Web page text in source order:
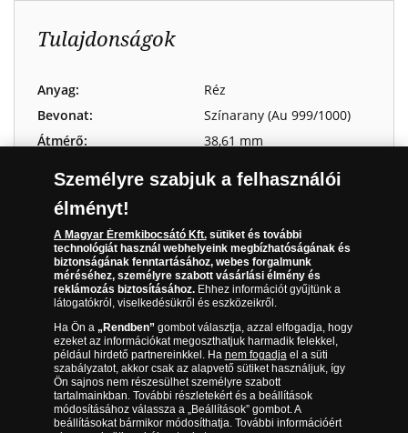
Tulajdonságok
Anyag:
Réz
Bevonat:
Színarany (Au 999/1000)
Átmérő:
38,61 mm
Minőség:
Legkiválóbb verdei
Limitáció:
10 000 teljes kollekció
Előlap:
Hunyadi János, háttérben a
Nándorfehérvári csata
jelenete
Hátlap:
Hőseink kardja, törököket
üldöző magyar vitéz
Kizárólagos
forgalmazó:
Magyar Éremkibocsátó Kft.
Éremművész: Veres Gábor, Vörös Máté
Személyre szabjuk a felhasználói
élményt!
A Magyar Éremkibocsátó Kft.sütiket és további
technológiát használ webhelyeink megbízhatóságának és
biztonságának fenntartásához, webes forgalmunk
méréséhez, személyre szabott vásárlási élmény és
reklámozás biztosításához.Ehhez információt gyűjtünk a
látogatókról, viselkedésükről és eszközeikről.
Ha Ön a „Rendben”gombot választja, azzal elfogadja, hogy
ezeket az információkat megoszthatjuk harmadik felekkel,
például hirdető partnereinkkel. Ha nem fogadjael a süti
szabályzatot, akkor csak az alapvető sütiket használjuk, így
Ön sajnos nem részesülhet személyre szabott
tartalmainkban. További részletekért és a beállítások
módosításához válassza a „Beállítások” gombot. A
beállításokat bármikor módosíthatja. További információért